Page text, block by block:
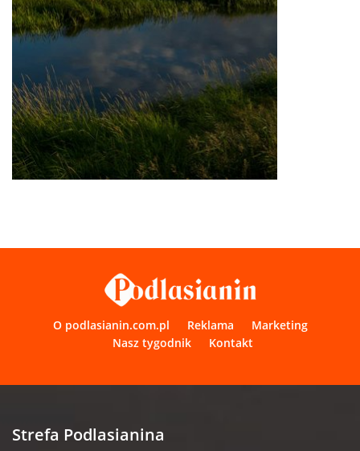
O podlasianin.com.pl Reklama
Marketing
Nasz tygodnik
Kontakt
Strefa Podlasianina